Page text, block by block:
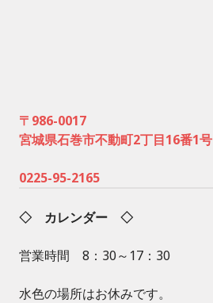
〒986-0017
宮城県石巻市不動町2丁目16番1号
0225-95-2165
◇ カレンダー ◇
営業時間 8：30～17：30
水色の場所はお休みです。